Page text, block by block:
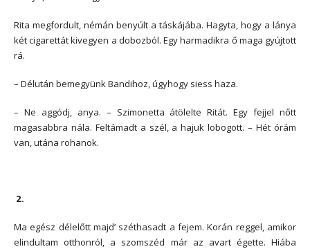
Rita megfordult, némán benyúlt a táskájába. Hagyta, hogy a lánya
két cigarettát kivegyen a dobozból. Egy harmadikra ő maga gyújtott
rá.
– Délután bemegyünk Bandihoz, úgyhogy siess haza.
– Ne aggódj, anya. – Szimonetta átölelte Ritát. Egy fejjel nőtt
magasabbra nála. Feltámadt a szél, a hajuk lobogott. – Hét órám
van, utána rohanok.
2.
Ma egész délelőtt majd’ széthasadt a fejem. Korán reggel, amikor
elindultam otthonról, a szomszéd már az avart égette. Hiába